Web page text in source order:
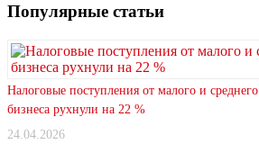
Популярные статьи
Налоговые поступления от малого и среднего
бизнеса рухнули на 22 %
24.04.2026